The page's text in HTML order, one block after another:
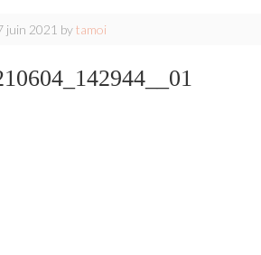
juin 2021 bytamoi